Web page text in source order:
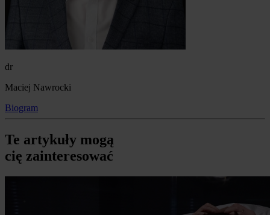
dr
Maciej Nawrocki
Biogram
Te artykuły mogą
cię zainteresować